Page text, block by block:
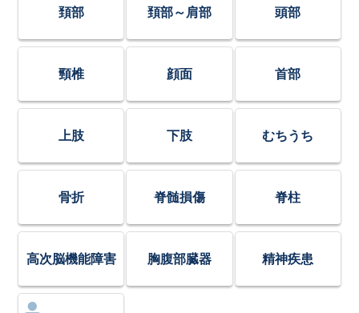
頚部 頚部～肩部 頭部
頸椎 顔面 首部
上肢 下肢 むちうち
骨折 脊髄損傷 脊柱
高次脳機能障害 胸腹部臓器 精神疾患